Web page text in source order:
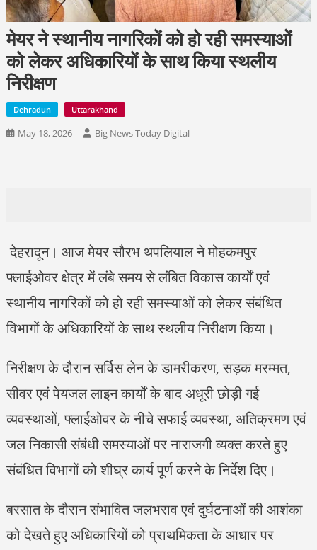
मेयर ने स्थानीय नागरिकों को हो रही समस्याओं
को लेकर अधिकारियों के साथ किया स्थलीय
निरीक्षण
Dehradun Uttarakhand
May 18, 2026 Big News Today Digital
देहरादून। आज मेयर सौरभ थपलियाल ने मोहकमपुर
फ्लाईओवर क्षेत्र में लंबे समय से लंबित विकास कार्यों एवं
स्थानीय नागरिकों को हो रही समस्याओं को लेकर संबंधित
विभागों के अधिकारियों के साथ स्थलीय निरीक्षण किया।
निरीक्षण के दौरान सर्विस लेन के डामरीकरण, सड़क मरम्मत,
सीवर एवं पेयजल लाइन कार्यों के बाद अधूरी छोड़ी गई
व्यवस्थाओं, फ्लाईओवर के नीचे सफाई व्यवस्था, अतिक्रमण एवं
जल निकासी संबंधी समस्याओं पर नाराजगी व्यक्त करते हुए
संबंधित विभागों को शीघ्र कार्य पूर्ण करने के निर्देश दिए।
बरसात के दौरान संभावित जलभराव एवं दुर्घटनाओं की आशंका
को देखते हुए अधिकारियों को प्राथमिकता के आधार पर